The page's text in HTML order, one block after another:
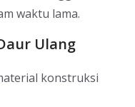
waktu lama.
Ulang
konstruksi